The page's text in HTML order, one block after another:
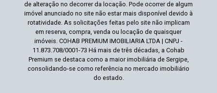
de alteração no decorrer da locação. Pode ocorrer de algum
imóvel anunciado no site não estar mais disponível devido à
rotatividade. As solicitações feitas pelo site não implicam
em reserva, compra, venda ou locação de quaisquer
imóveis. COHAB PREMIUM IMOBILIARIA LTDA | CNPJ -
11.873.708/0001-73 Há mais de três décadas, a Cohab
Premium se destaca como a maior imobiliária de Sergipe,
consolidando-se como referência no mercado imobiliário
do estado.